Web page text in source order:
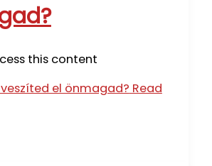
this content
el önmagad? Read